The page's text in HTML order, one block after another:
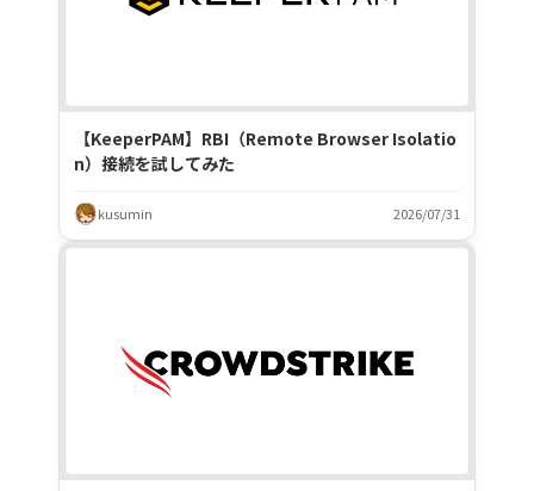
【KeeperPAM】RBI（Remote Browser Isolatio
n）接続を試してみた
kusumin 2026/07/31